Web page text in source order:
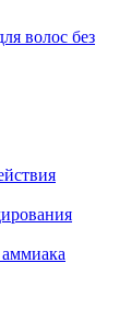
волос без